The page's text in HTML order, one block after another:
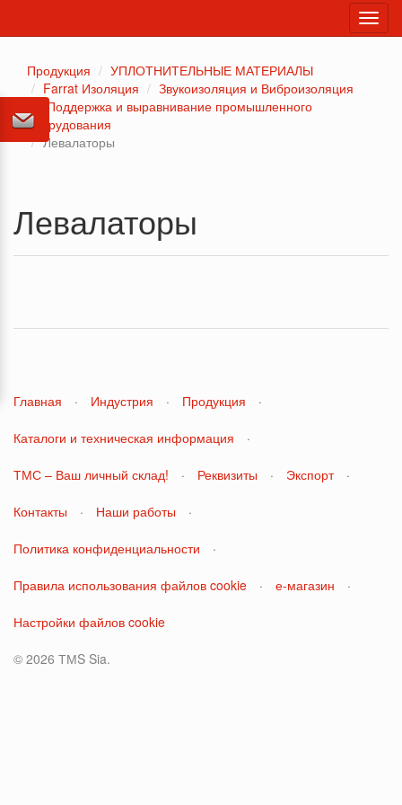
Продукция
УПЛОТНИТЕЛЬНЫЕ МАТЕРИАЛЫ
Farrat Изоляция
Звукоизоляция и Виброизоляция
Поддержка и выравнивание промышленного
оборудования
Левалаторы
Левалаторы
Главная · Индустрия · Продукция ·
Каталоги и техническая информация ·
ТМС – Ваш личный склад! · Реквизиты · Экспорт ·
Контакты · Наши работы ·
Политика конфиденциальности ·
Правила использования файлов cookie · е-магазин ·
Настройки файлов cookie
© 2026 ТМS Sia.